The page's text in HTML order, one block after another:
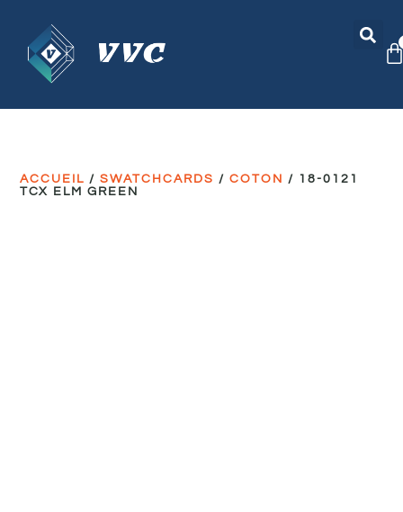
ACCUEIL /SWATCHCARDS /COTON / 18-0121
TCX ELM GREEN